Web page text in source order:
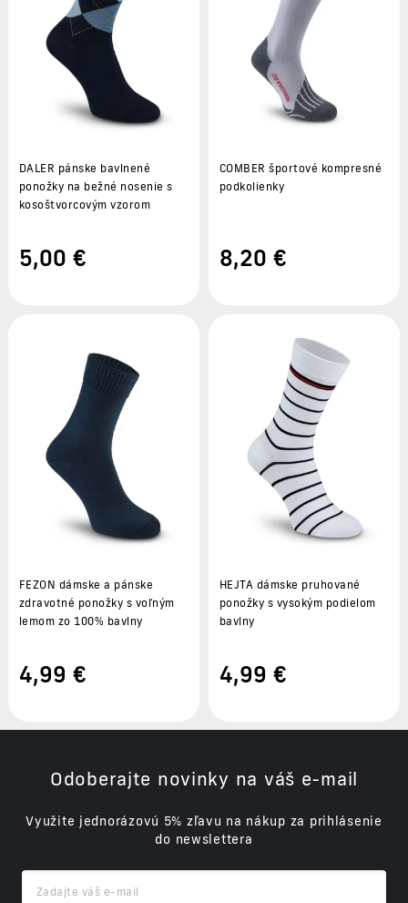
DALER pánske bavlnené
ponožky na bežné nosenie s
kosoštvorcovým vzorom
5,00 €
COMBER športové kompresné
podkolienky
8,20 €
FEZON dámske a pánske
zdravotné ponožky s voľným
lemom zo 100% bavlny
4,99 €
HEJTA dámske pruhované
ponožky s vysokým podielom
bavlny
4,99 €
Odoberajte novinky na váš e-mail
Využite jednorázovú 5% zľavu na nákup za prihlásenie
do newslettera